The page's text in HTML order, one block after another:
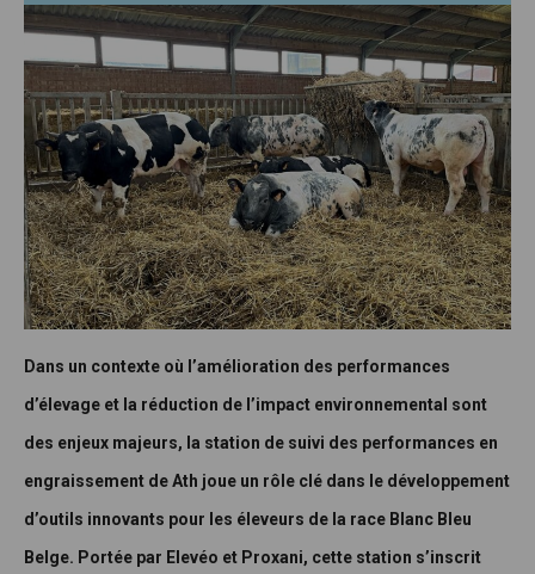
Dans un contexte où l’amélioration des performances
d’élevage et la réduction de l’impact environnemental sont
des enjeux majeurs, la station de suivi des performances en
engraissement de Ath joue un rôle clé dans le développement
d’outils innovants pour les éleveurs de la race Blanc Bleu
Belge. Portée par Elevéo et Proxani, cette station s’inscrit